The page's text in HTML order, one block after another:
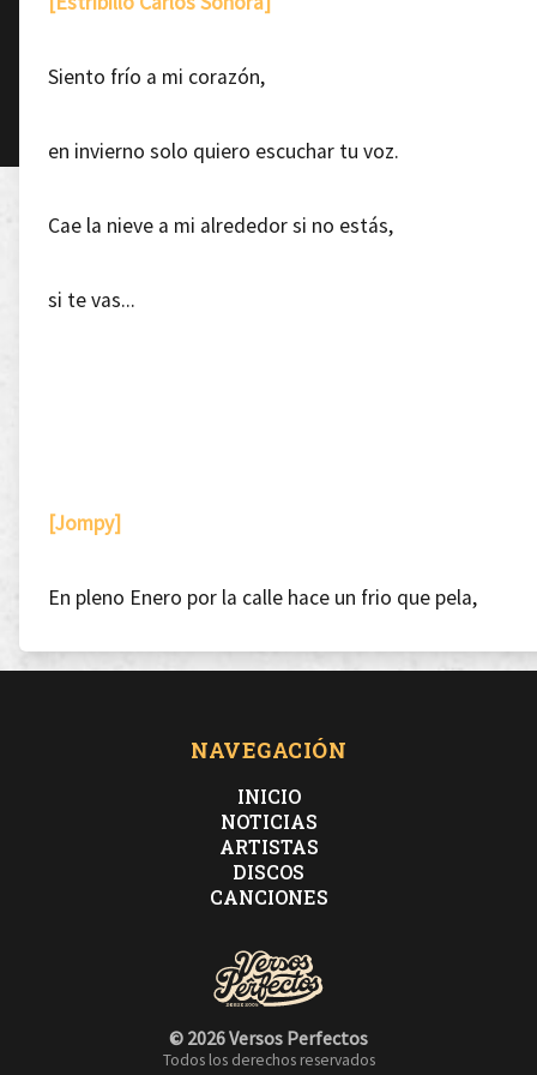
Siento frío a mi corazón,
en invierno solo quiero escuchar tu voz.
Cae la nieve a mi alrededor si no estás,
si te vas...
[Jompy]
En pleno Enero por la calle hace un frio que pela,
salí a mi madre en eso, es una friolera.
Dame un abrazo que caliente el alma,
si no dame una manta que me tape entero sin que el
El barrio cambia, su gente no,
NAVEGACIÓN
INICIO
NOTICIAS
ARTISTAS
DISCOS
CANCIONES
© 2026 Versos Perfectos
Todos los derechos reservados